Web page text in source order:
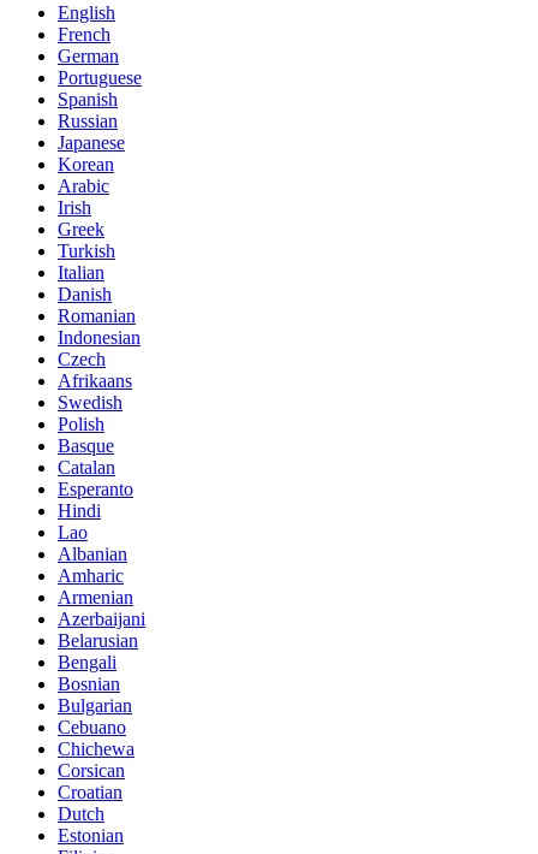
English
French
German
Portuguese
Spanish
Russian
Japanese
Korean
Arabic
Irish
Greek
Turkish
Italian
Danish
Romanian
Indonesian
Czech
Afrikaans
Swedish
Polish
Basque
Catalan
Esperanto
Hindi
Lao
Albanian
Amharic
Armenian
Azerbaijani
Belarusian
Bengali
Bosnian
Bulgarian
Cebuano
Chichewa
Corsican
Croatian
Dutch
Estonian